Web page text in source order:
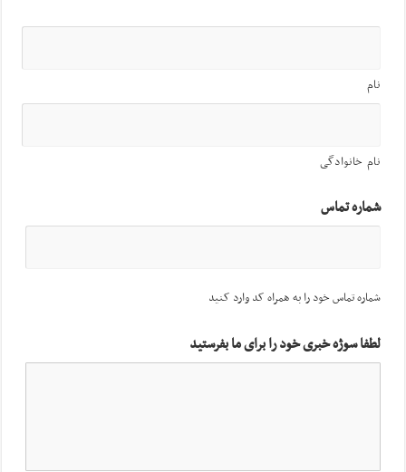
نام
نام خانوادگی
شماره تماس
شماره تماس خود را به همراه کد وارد کنید
لطفا سوژه خبری خود را برای ما بفرستید